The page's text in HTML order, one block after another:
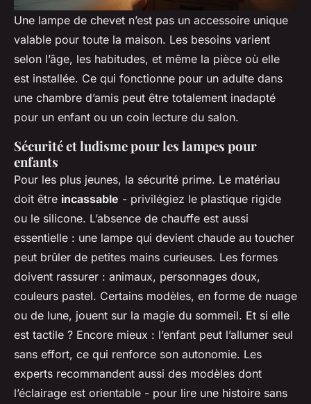
Une lampe de chevet n’est pas un accessoire unique
valable pour toute la maison. Les besoins varient
selon l’âge, les habitudes, et même la pièce où elle
est installée. Ce qui fonctionne pour un adulte dans
une chambre d’amis peut être totalement inadapté
pour un enfant ou un coin lecture du salon.
Sécurité et ludisme pour les lampes pour
enfants
Pour les plus jeunes, la sécurité prime. Le matériau
doit être incassable - privilégiez le plastique rigide
ou le silicone. L’absence de chauffe est aussi
essentielle : une lampe qui devient chaude au toucher
peut brûler de petites mains curieuses. Les formes
doivent rassurer : animaux, personnages doux,
couleurs pastel. Certains modèles, en forme de nuage
ou de lune, jouent sur la magie du sommeil. Et si elle
est tactile ? Encore mieux : l’enfant peut l’allumer seul
sans effort, ce qui renforce son autonomie. Les
experts recommandent aussi des modèles dont
l’éclairage est orientable - pour lire une histoire sans